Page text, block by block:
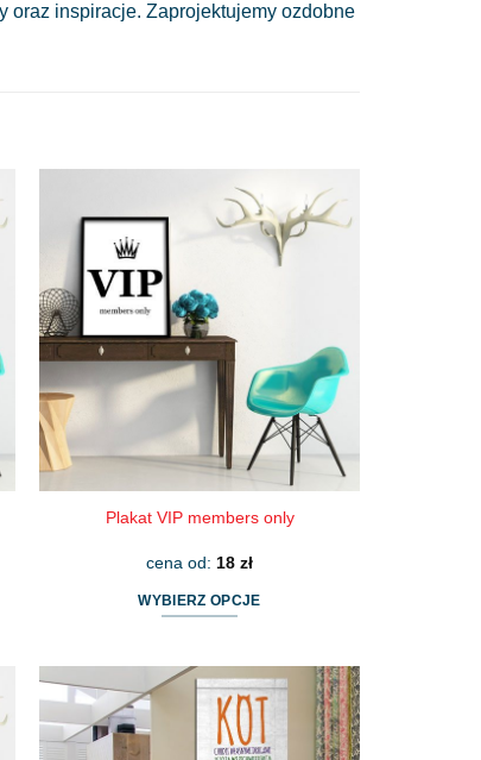
oraz inspiracje. Zaprojektujemy ozdobne
Plakat VIP members only
cena od: 18 zł
WYBIERZ OPCJE
ma
wiele
wariantów.